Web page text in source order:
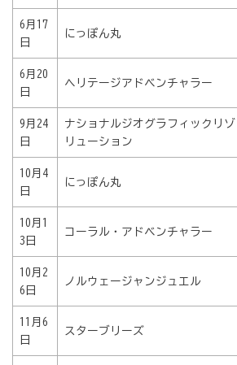
6月17
日
にっぽん丸
6月20
日
ヘリテージアドベンチャラー
9月24
日
ナショナルジオグラフィックリゾ
リューション
10月4
日
にっぽん丸
10月1
3日
コーラル・アドベンチャラー
10月2
6日
ノルウェージャンジュエル
11月6
日
スターブリーズ